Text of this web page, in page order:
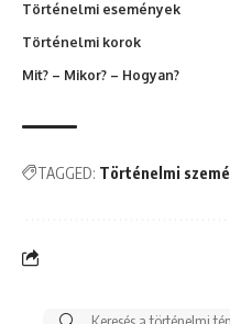
Történelmi események
Történelmi korok
Mit? – Mikor? – Hogyan?
TAGGED: Történelmi